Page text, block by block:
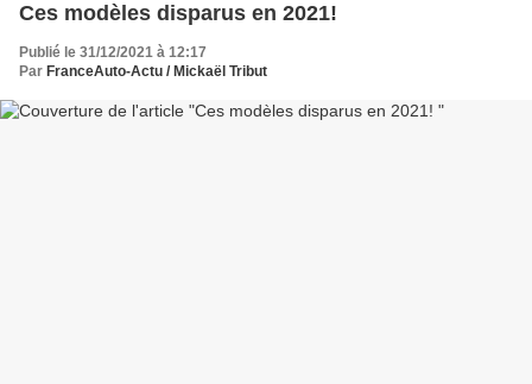
Ces modèles disparus en 2021!
Publié le 31/12/2021 à 12:17
Par FranceAuto-Actu / Mickaël Tribut